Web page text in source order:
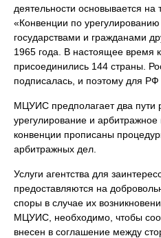
деятельности основывается
«Конвенции по
государствами и гражданами
1965 года. В настоящее время
присоединились 144 страны.
подписалась, и поэтому для РФ
МЦУИС предполагает два пути
урегулирование и
конвенции прописаны
арбитражных дел.
Услуги агентства для
предоставляются на
споры в случае их
МЦУИС, необходимо, чтобы
внесен в соглашение между